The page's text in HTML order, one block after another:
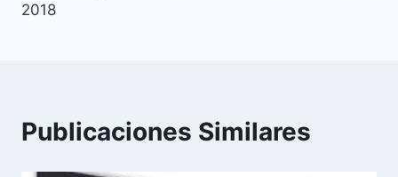
2018
Publicaciones Similares